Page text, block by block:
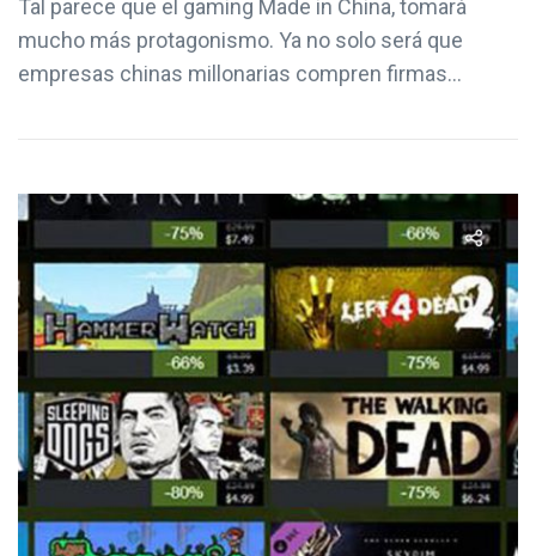
Tal parece que el gaming Made in China, tomará
mucho más protagonismo. Ya no solo será que
empresas chinas millonarias compren firmas...